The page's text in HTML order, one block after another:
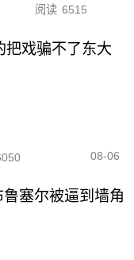
阅读 6515
把戏骗不了东大
08-06
塞尔被逼到墙角